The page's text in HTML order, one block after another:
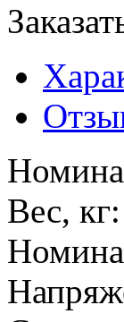
Вес, кг: